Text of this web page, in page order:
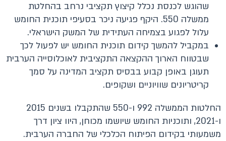
שהוגש לכנסת נכלל קיצוץ תקציבי נרחב בהחלטת
ממשלה 550. היקף פגיעה ניכר בסעיפי תוכנית החומש
עלול לפגוע בצמיחה העתידית של המשק הישראלי.
במקביל להמשך קידום תוכנית החומש יש לפעול לכך
שבטווח הארוך ההקצאה התקציבית לאוכלוסייה הערבית
תעוגן באופן קבוע בבסיס תקציב המדינה על סמך
קריטריונים שוויוניים ושקופים.
החלטות הממשלה 992 ו-550 שהתקבלו בשנים 2015
ו-2021, ותוכניות החומש שיושמו מכוחן, היוו ציון דרך
משמעותי בקידום הפיתוח הכלכלי של החברה הערבית.